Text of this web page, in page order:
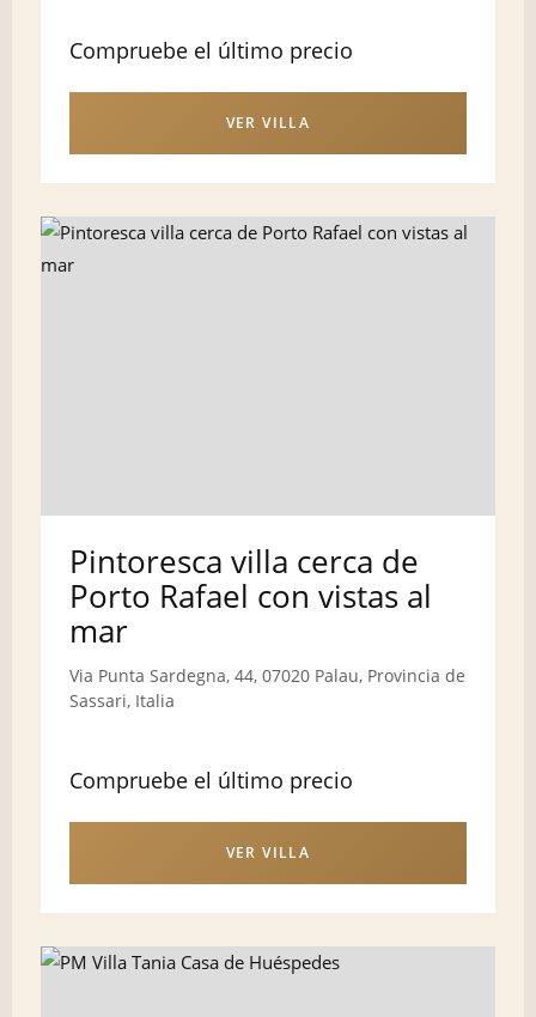
Compruebe el último precio
VER VILLA
Pintoresca villa cerca de
Porto Rafael con vistas al
mar
Via Punta Sardegna, 44, 07020 Palau, Provincia de
Sassari, Italia
Compruebe el último precio
VER VILLA